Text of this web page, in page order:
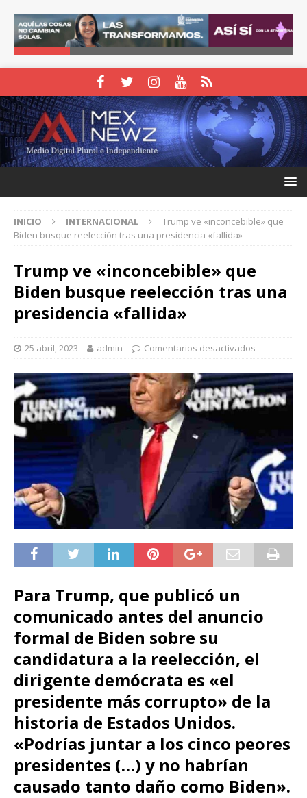
INICIO INTERNACIONAL
Trump ve «inconcebible» que
Biden busque reelección tras una presidencia «fallida»
Trump ve «inconcebible» que
Biden busque reelección tras una
presidencia «fallida»
25 abril, 2023 admin Comentarios desactivados
Para Trump, que publicó un
comunicado antes del anuncio
formal de Biden sobre su
candidatura a la reelección, el
dirigente demócrata es «el
presidente más corrupto» de la
historia de Estados Unidos.
«Podrías juntar a los cinco peores
presidentes (…) y no habrían
causado tanto daño como Biden».